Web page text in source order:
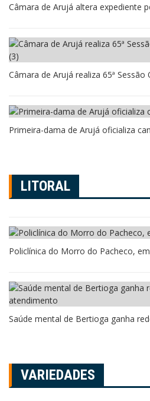
Câmara de Arujá altera expediente
Câmara de Arujá realiza 65ª
Primeira-dama de Arujá oficializa
LITORAL
Policlínica do Morro do Pacheco,
Saúde mental de Bertioga ganha
VARIEDADES